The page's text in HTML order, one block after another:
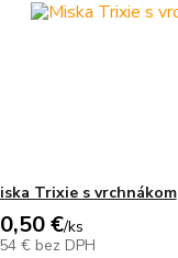
Trixie s vrchnákom
€/ks
€ bez DPH